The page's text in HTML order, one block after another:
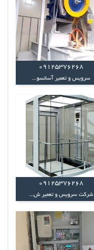
09125376268
سرویس و تعمیر آسانسو...
09125376268
شرکت سرویس و تعمیر ش...